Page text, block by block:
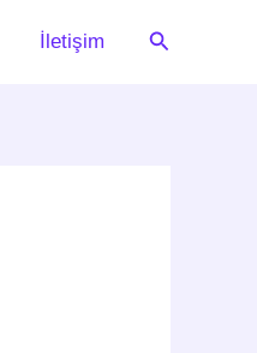
İletişim Arama